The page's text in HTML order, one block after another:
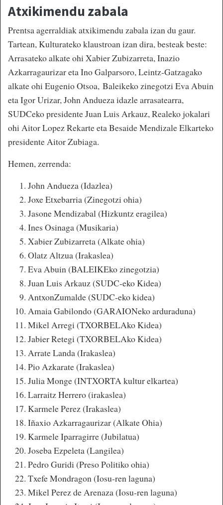
Atxikimendu zabala
Prentsa agerraldiak atxikimendu zabala izan du gaur.
Tartean, Kulturateko klaustroan izan dira, besteak beste:
Arrasateko alkate ohi Xabier Zubizarreta, Inazio
Azkarragaurizar eta Ino Galparsoro, Leintz-Gatzagako
alkate ohi Eugenio Otsoa, Baleikeko zinegotzi Eva Abuin
eta Igor Urizar, John Andueza idazle arrasatearra,
SUDCeko presidente Juan Luis Arkauz, Realeko jokalari
ohi Aitor Lopez Rekarte eta Besaide Mendizale Elkarteko
presidente Aitor Zubiaga.
Hemen, zerrenda:
John Andueza (Idazlea)
Joxe Etxebarria (Zinegotzi ohia)
Jasone Mendizabal (Hizkuntz eragilea)
Ines Osinaga (Musikaria)
Xabier Zubizarreta (Alkate ohia)
Olatz Altzua (Irakaslea)
Eva Abuin (BALEIKEko zinegotzia)
Juan Luis Arkauz (SUDC-eko Kidea)
AntxonZumalde (SUDC-eko kidea)
Amaia Gabilondo (GARAIONeko arduraduna)
Mikel Arregi (TXORBELAko Kidea)
Jabier Retegi (TXORBELAko Kidea)
Arrate Landa (Irakaslea)
Pio Azkarate (Irakaslea)
Julia Monge (INTXORTA kultur elkartea)
Larraitz Herrero (irakaslea)
Karmele Perez (Irakaslea)
Iñaxio Azkarragaurizar (Alkate Ohia)
Karmele Iparragirre (Jubilatua)
Joseba Ezpeleta (Langilea)
Pedro Guridi (Preso Politiko ohia)
Txefe Mondragon (Iosu-ren laguna)
Mikel Perez de Arenaza (Iosu-ren laguna)